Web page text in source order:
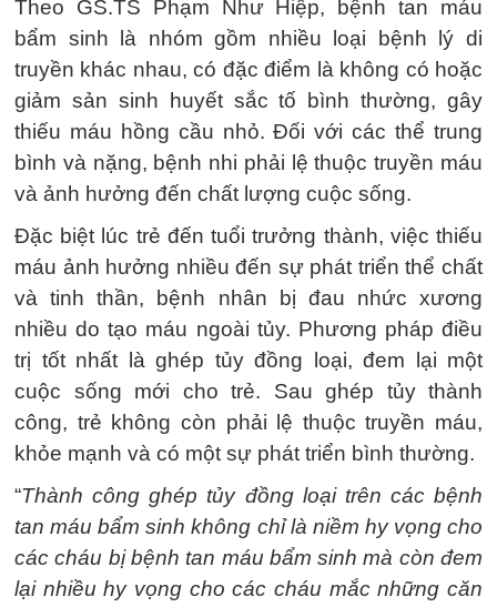
Theo GS.TS Phạm Như Hiệp, bệnh tan máu
bẩm sinh là nhóm gồm nhiều loại bệnh lý di
truyền khác nhau, có đặc điểm là không có hoặc
giảm sản sinh huyết sắc tố bình thường, gây
thiếu máu hồng cầu nhỏ. Đối với các thể trung
bình và nặng, bệnh nhi phải lệ thuộc truyền máu
và ảnh hưởng đến chất lượng cuộc sống.
Đặc biệt lúc trẻ đến tuổi trưởng thành, việc thiếu
máu ảnh hưởng nhiều đến sự phát triển thể chất
và tinh thần, bệnh nhân bị đau nhức xương
nhiều do tạo máu ngoài tủy. Phương pháp điều
trị tốt nhất là ghép tủy đồng loại, đem lại một
cuộc sống mới cho trẻ. Sau ghép tủy thành
công, trẻ không còn phải lệ thuộc truyền máu,
khỏe mạnh và có một sự phát triển bình thường.
“Thành công ghép tủy đồng loại trên các bệnh
tan máu bẩm sinh không chỉ là niềm hy vọng cho
các cháu bị bệnh tan máu bẩm sinh mà còn đem
lại nhiều hy vọng cho các cháu mắc những căn